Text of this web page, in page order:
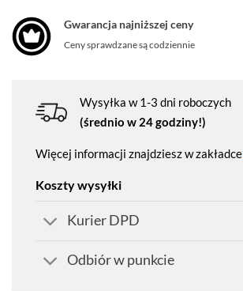
Gwarancja najniższej ceny
Ceny sprawdzane są codziennie
Wysyłka w 1-3 dni roboczych
(średnio w 24 godziny!)
Więcej informacji znajdziesz w zakładce
Koszty wysyłki
Kurier DPD
Odbiór w punkcie